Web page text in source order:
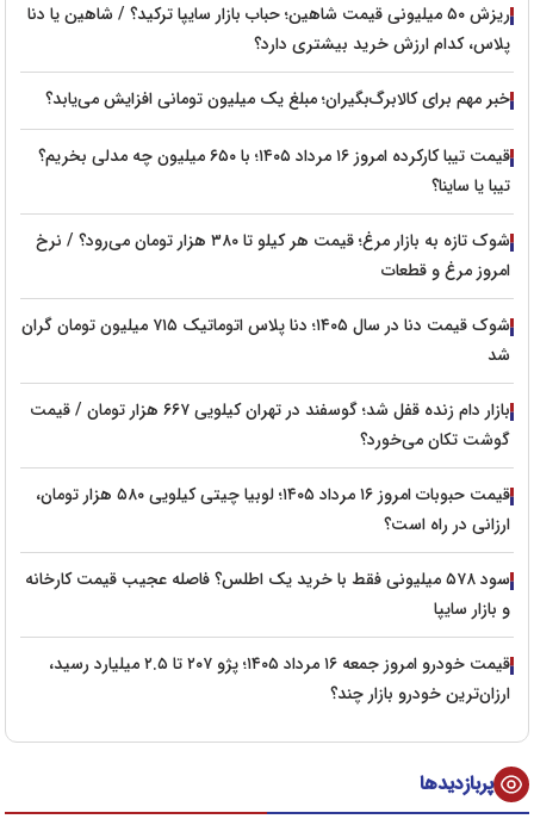
ریزش ۵۰ میلیونی قیمت شاهین؛ حباب بازار سایپا ترکید؟ / شاهین یا دنا
پلاس، کدام ارزش خرید بیشتری دارد؟
خبر مهم برای کالابرگ‌بگیران؛ مبلغ یک میلیون تومانی افزایش می‌یابد؟
قیمت تیبا کارکرده امروز ۱۶ مرداد ۱۴۰۵؛ با ۶۵۰ میلیون چه مدلی بخریم؟
تیبا یا ساینا؟
شوک تازه به بازار مرغ؛ قیمت هر کیلو تا ۳۸۰ هزار تومان می‌رود؟ / نرخ
امروز مرغ و قطعات
شوک قیمت دنا در سال ۱۴۰۵؛ دنا پلاس اتوماتیک ۷۱۵ میلیون تومان گران
شد
بازار دام زنده قفل شد؛ گوسفند در تهران کیلویی ۶۶۷ هزار تومان / قیمت
گوشت تکان می‌خورد؟
قیمت حبوبات امروز ۱۶ مرداد ۱۴۰۵؛ لوبیا چیتی کیلویی ۵۸۰ هزار تومان،
ارزانی در راه است؟
سود ۵۷۸ میلیونی فقط با خرید یک اطلس؟ فاصله عجیب قیمت کارخانه
و بازار سایپا
قیمت خودرو امروز جمعه ۱۶ مرداد ۱۴۰۵؛ پژو ۲۰۷ تا ۲.۵ میلیارد رسید،
ارزان‌ترین خودرو بازار چند؟
پربازدیدها